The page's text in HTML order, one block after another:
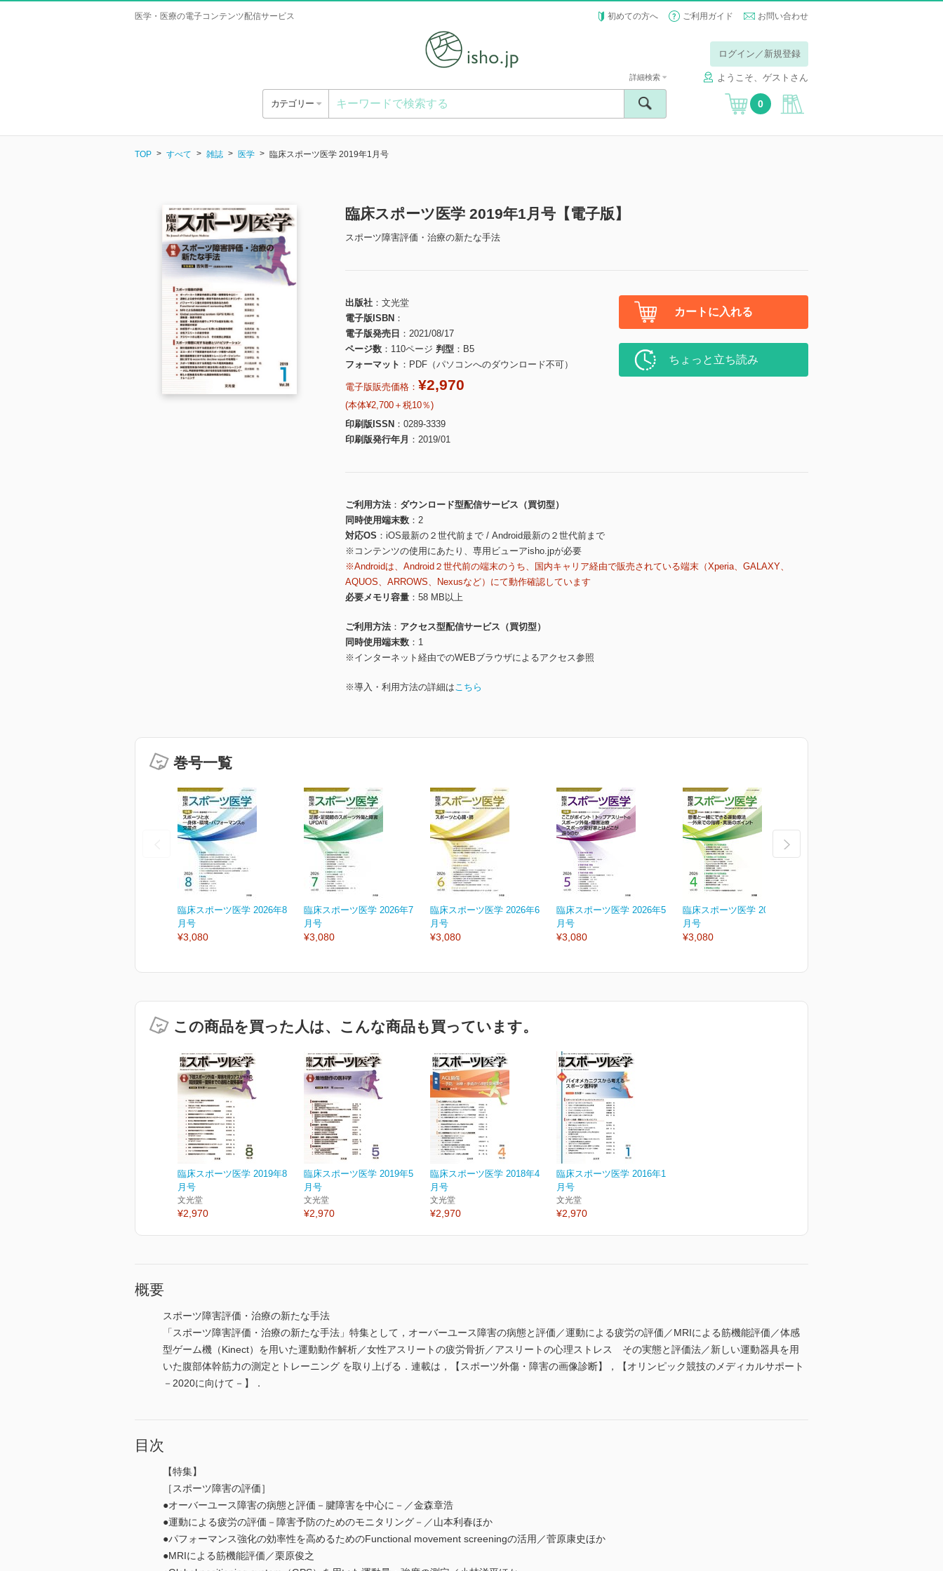
医学・医療の電子コンテンツ配信サービス 初めての方へ ご利用ガイド お問い合わせ
ログイン／新規登録
ようこそ、ゲストさん
カテゴリー
詳細検索
0
TOP すべて 雑誌 医学 臨床スポーツ医学 2019年1月号
臨床スポーツ医学 2019年1月号【電子版】
スポーツ障害評価・治療の新たな手法
出版社
文光堂
電子版ISBN
電子版発売日
2021/08/17
ページ数
110ページ 判型
B5
フォーマット
PDF（パソコンへのダウンロード不可）
電子版販売価格： ¥2,970
(本体¥2,700＋税10％)
印刷版ISSN
0289-3339
印刷版発行年月
2019/01
カートに入れる
ちょっと立ち読み
ご利用方法
ダウンロード型配信サービス（買切型）
同時使用端末数
2
対応OS
iOS最新の２世代前まで / Android最新の２世代前まで
※コンテンツの使用にあたり、専用ビューアisho.jpが必要
※Androidは、Android２世代前の端末のうち、国内キャリア経由で販売されている端末（Xperia、GALAXY、
AQUOS、ARROWS、Nexusなど）にて動作確認しています
必要メモリ容量
58 MB以上
ご利用方法
アクセス型配信サービス（買切型）
同時使用端末数
1
※インターネット経由でのWEBブラウザによるアクセス参照
※導入・利用方法の詳細はこちら
巻号一覧
臨床スポーツ医学 2026年8
月号
¥3,080
臨床スポーツ医学 2026年7
月号
¥3,080
臨床スポーツ医学 2026年6
月号
¥3,080
臨床スポーツ医学 2026年5
月号
¥3,080
臨床スポーツ医学 2026年4
月号
¥3,080
この商品を買った人は、こんな商品も買っています。
臨床スポーツ医学 2019年8
月号
文光堂
¥2,970
臨床スポーツ医学 2019年5
月号
文光堂
¥2,970
臨床スポーツ医学 2018年4
月号
文光堂
¥2,970
臨床スポーツ医学 2016年1
月号
文光堂
¥2,970
概要
スポーツ障害評価・治療の新たな手法
「スポーツ障害評価・治療の新たな手法」特集として，オーバーユース障害の病態と評価／運動による疲労の評価／MRIによる筋機能評価／体感
型ゲーム機（Kinect）を用いた運動動作解析／女性アスリートの疲労骨折／アスリートの心理ストレス その実態と評価法／新しい運動器具を用
いた腹部体幹筋力の測定とトレーニング を取り上げる．連載は，【スポーツ外傷・障害の画像診断】，【オリンピック競技のメディカルサポート
－2020に向けて－】．
目次
【特集】
［スポーツ障害の評価］
●オーバーユース障害の病態と評価－腱障害を中心に－／金森章浩
●運動による疲労の評価－障害予防のためのモニタリング－／山本利春ほか
●パフォーマンス強化の効率性を高めるためのFunctional movement screeningの活用／菅原康史ほか
●MRIによる筋機能評価／栗原俊之